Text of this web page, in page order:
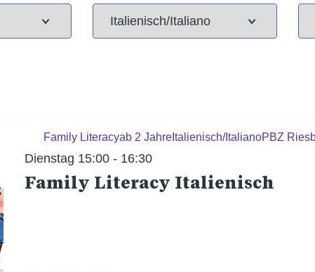
Family Literacyab 2 Jahre Italienisch/ItalianoPBZ
Dienstag 15:00 - 16:30
Family Literacy Italienisch